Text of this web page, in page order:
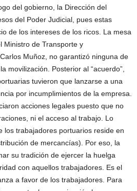
del gobierno, la Dirección del
del Poder Judicial, pues estas
de los intereses de los ricos. La mesa
Ministro de Transporte y
Muñoz, no garantizó ninguna de
movilización. Posterior al “acuerdo”,
tuvieron que lanzarse a una
por incumplimientos de la empresa.
acciones legales puesto que no
ni el acceso al trabajo. Lo
los trabajadores portuarios reside en
de mercancías). Por eso, la
su tradición de ejercer la huelga
con aquellos trabajadores. Es el
a favor de los trabajadores. Para